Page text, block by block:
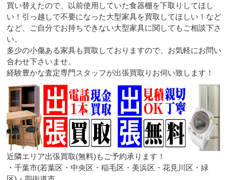
買い替えたので、以前使用していた食器棚を下取りしてほし
い！引っ越しで不要になった大型家具を買取してほしい！など
など、ご自分でお持ちできない大型家具に関してもご相談下さ
い。
多少の小傷ある家具も買取しておりますので、お気軽にお問い
合わせ下さいませ。
経験豊かな査定専門スタッフが出張買取りお伺い致します！
近隣エリア出張買取(無料)もご予約承ります！
・千葉市(若葉区・中央区・稲毛区・美浜区・花見川区・緑